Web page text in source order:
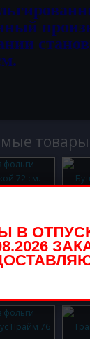
товары
72 см.
В